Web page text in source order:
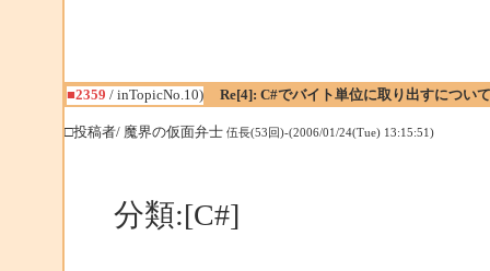
■2359 / inTopicNo.10) Re[4]: C#でバイト単位に取り出すについて
□投稿者/ 魔界の仮面弁士 伍長(53回)-(2006/01/24(Tue) 13:15:51)
分類:[C#]